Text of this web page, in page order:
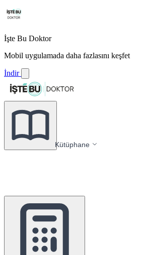
İşte Bu Doktor
Mobil uygulamada daha fazlasını keşfet
İndir
Kütüphane